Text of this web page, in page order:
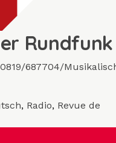
Rundfunk
687704/
, Radio, Revue de